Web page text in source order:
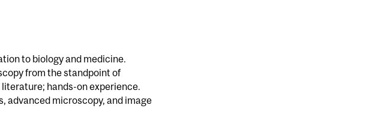
to biology and medicine.
from the standpoint of
hands-on experience.
advanced microscopy, and image